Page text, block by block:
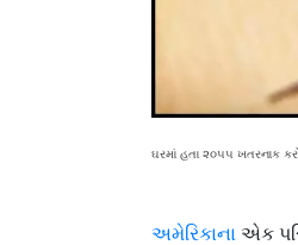
ઘરમાં હતા ૨૦૫૫ ખતરનાક
અમેરિકાના એક